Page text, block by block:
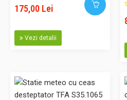
Termohigrometru digital cu picior
temperatura si umiditate
min/max, ceas si alarma cu
alb. Pachetul nu include bateria
175,00 Lei
Vezi detalii